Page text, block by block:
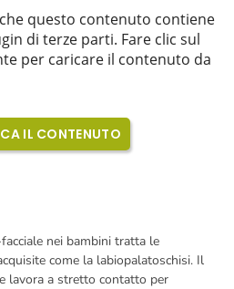
nei bambini tratta le
come la labiopalatoschisi. Il
lavora a stretto contatto per